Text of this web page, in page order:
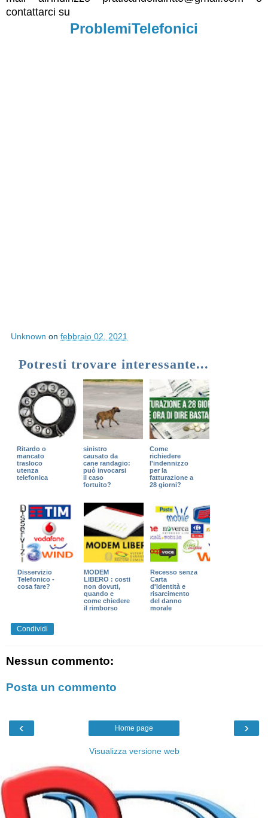
contattarci su
ProblemiTelefonici
Unknown on febbraio 02, 2021
Potresti trovare interessante...
Ritardo o
mancato
trasloco
utenza
telefonica
sinistro
causato da
cane randagio:
può invocarsi
il caso
fortuito?
Come
richiedere
l'indennizzo
per la
fatturazione a
28 giorni?
Disservizio
Telefonico -
cosa fare?
MODEM
LIBERO : costi
non dovuti,
quando e
come chiedere
il rimborso
Recesso senza
Carta
d'Identità e
risarcimento
del danno
morale
Condividi
Nessun commento:
Posta un commento
‹ ›
Home page
Visualizza versione web